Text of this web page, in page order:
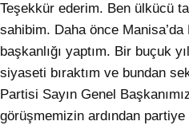
Teşekkür ederim. Ben ülkücü
sahibim. Daha önce Manisa’da
başkanlığı yaptım. Bir buçuk
siyaseti bıraktım ve bundan
Partisi Sayın Genel
görüşmemizin ardından partiye